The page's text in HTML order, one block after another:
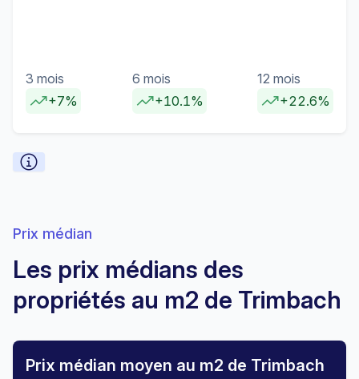
3 mois
+7%
6 mois
+10.1%
12 mois
+22.6%
Prix médian
Les prix médians des
propriétés au m2 de Trimbach
Prix médian moyen au m2 de Trimbach